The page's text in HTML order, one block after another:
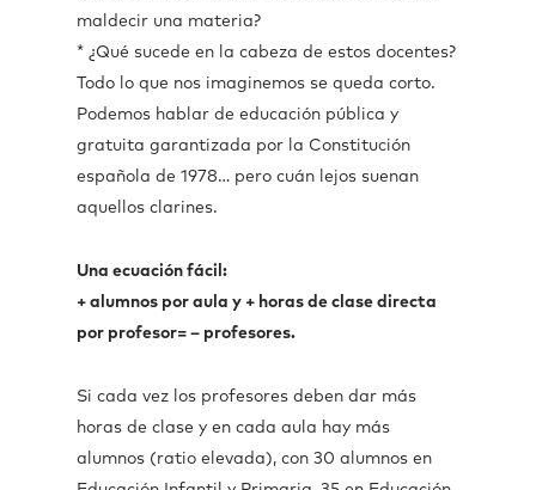
maldecir una materia?
* ¿Qué sucede en la cabeza de estos docentes?
Todo lo que nos imaginemos se queda corto.
Podemos hablar de educación pública y
gratuita garantizada por la Constitución
española de 1978… pero cuán lejos suenan
aquellos clarines.
Una ecuación fácil:
+ alumnos por aula y + horas de clase directa
por profesor= – profesores.
Si cada vez los profesores deben dar más
horas de clase y en cada aula hay más
alumnos (ratio elevada), con 30 alumnos en